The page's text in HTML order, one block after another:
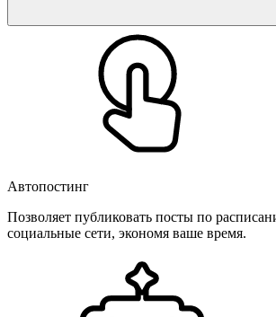
Автопостинг
Позволяет публиковать посты по
социальные сети, экономя ваше время.